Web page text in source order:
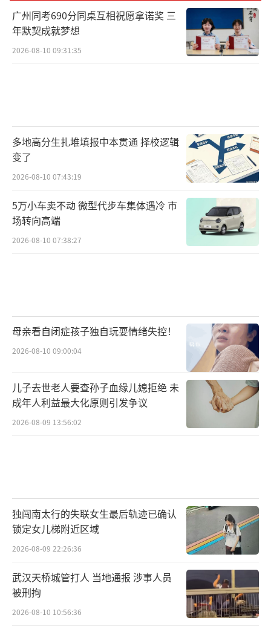
广州同考690分同桌互相祝愿拿诺奖 三
年默契成就梦想
2026-08-10 09:31:35
多地高分生扎堆填报中本贯通 择校逻辑
变了
2026-08-10 07:43:19
5万小车卖不动 微型代步车集体遇冷 市
场转向高端
2026-08-10 07:38:27
母亲看自闭症孩子独自玩耍情绪失控！
2026-08-10 09:00:04
儿子去世老人要查孙子血缘儿媳拒绝 未
成年人利益最大化原则引发争议
2026-08-09 13:56:02
独闯南太行的失联女生最后轨迹已确认
锁定女儿梯附近区域
2026-08-09 22:26:36
武汉天桥城管打人 当地通报 涉事人员
被刑拘
2026-08-10 10:56:36